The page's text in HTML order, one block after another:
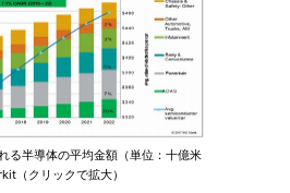
る半導体の平均金額（単位：十億米
（クリックで拡大）